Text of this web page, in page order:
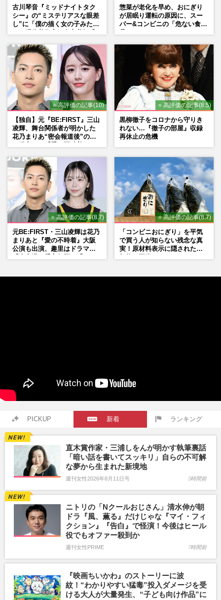
古川琴音『ミッドナイトタク
シー』の“ミステリアスな眼差
し”に「僕の描く女の子みた
惣菜が老化を早め、おにぎり
が居眠り運転の原因に、スー
パー&コンビニの「危ない食
⭐ 高評価の記事(10)
【独自】元『BE:FIRST』三山
凌輝、舞台関係者が明かした
花乃まりあ“密会報道後”の呆
⭐ 高評価の記事(8.5)
黒柳徹子をコロナから守りき
れない…『徹子の部屋』収録
再休止の危機
⭐ 高評価の記事(8.7)
元BE:FIRST・三山凌輝は花乃
まりあと『愛の不時着』大阪
公演も出演、趣里はドラマ
⭐ 高評価の記事(8.7)
「コンビニおにぎり」を平気
で買う人が知らない残念な真
実！原材料表示に隠された添
PICKUP 新着 ランキング
直木賞作家・三浦しをんが明かす執筆裏話
「暗い話を書いてスッキリ」自らの不可解
な夢から生まれた新境地
週刊女性2026年8月11日号 5時間前
ニトリの「Nクールおじさん」清水伸が朝
ドラ『風、薫る』だけじゃな『マイ・フィ
クション』『告白』で怪演！今後はヒール
役でもオファー殺到か
週刊女性PRIME 7時間前
『映画ちいかわ』のストーリーに波
紋！“わかりやすい猛毒”投入ダメージを受
ける大人が大量発生、“子ども向け作品”に